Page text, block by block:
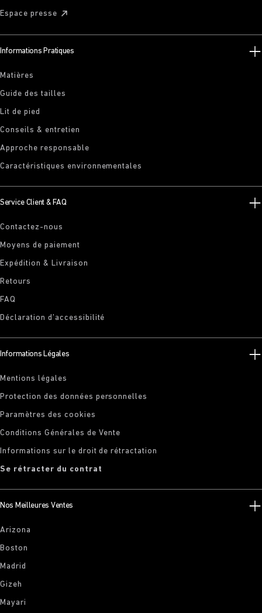
Espace presse
Informations Pratiques
Matières
Guide des tailles
Lit de pied
Conseils & entretien
Approche responsable
Caractéristiques environnementales
Service Client & FAQ
Contactez-nous
Moyens de paiement
Expédition & Livraison
Retours
FAQ
Déclaration d’accessibilité
Informations Légales
Mentions légales
Protection des données personnelles
Paramètres des cookies
Conditions Générales de Vente
Informations sur le droit de rétractation
Se rétracter du contrat
Nos Meilleures Ventes
Arizona
Boston
Madrid
Gizeh
Mayari